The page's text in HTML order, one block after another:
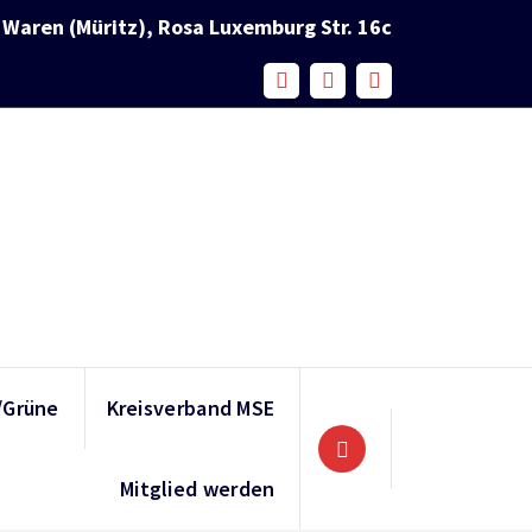
(Müritz), Rosa Luxemburg Str. 16c
Kreisverband MSE
Mitglied werden